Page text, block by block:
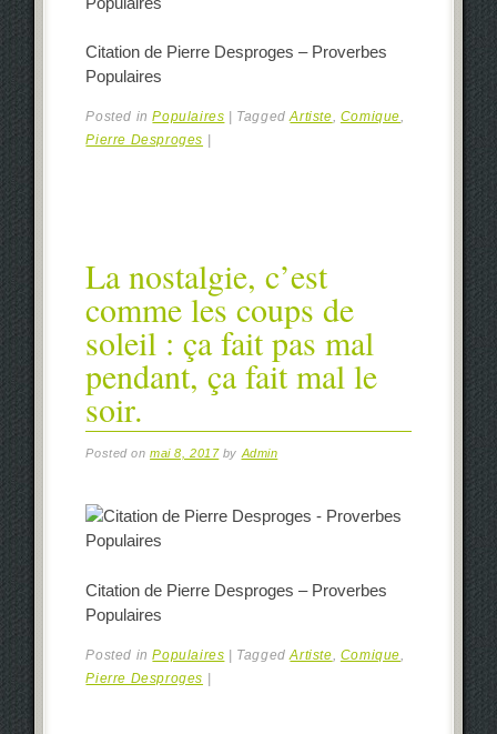
Citation de Pierre Desproges – Proverbes
Populaires
Posted inPopulaires TaggedArtiste, Comique,
Pierre Desproges
La nostalgie, c’est
comme les coups de
soleil : ça fait pas mal
pendant, ça fait mal le
soir.
Posted onmai 8, 2017 by Admin
Citation de Pierre Desproges – Proverbes
Populaires
Posted inPopulaires TaggedArtiste, Comique,
Pierre Desproges